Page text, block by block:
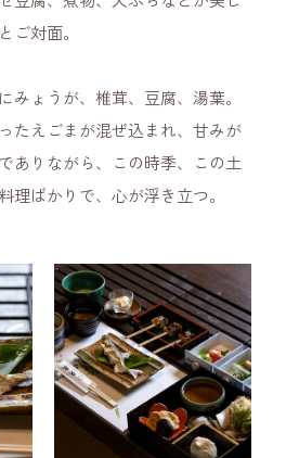
ご対面。
みょうが、椎茸、豆腐、湯葉。
たえごまが混ぜ込まれ、甘みが
ありながら、この時季、この土
理ばかりで、心が浮き立つ。